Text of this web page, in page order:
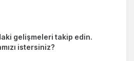
gelişmeleri takip edin.
istersiniz?